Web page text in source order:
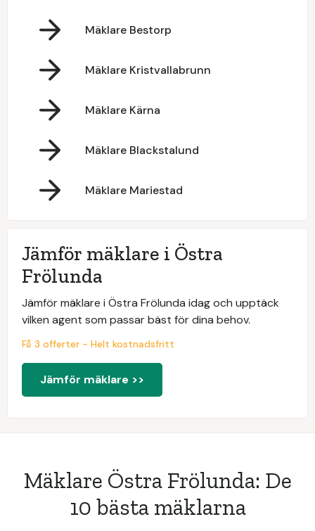
Mäklare Bestorp
Mäklare Kristvallabrunn
Mäklare Kärna
Mäklare Blackstalund
Mäklare Mariestad
Jämför mäklare i Östra
Frölunda
Jämför mäklare i Östra Frölunda idag och upptäck
vilken agent som passar bäst för dina behov.
Få 3 offerter - Helt kostnadsfritt
Jämför mäklare >>
Mäklare Östra Frölunda: De
10 bästa mäklarna